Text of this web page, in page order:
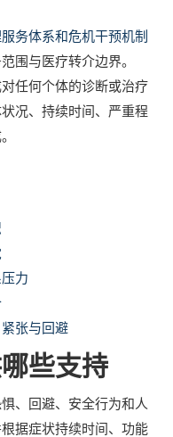
务体系和危机干预机制
围与医疗转介边界。
任何个体的诊断或治疗
况、持续时间、严重程
力
张与回避
些支持
、回避、安全行为和人
据症状持续时间、功能